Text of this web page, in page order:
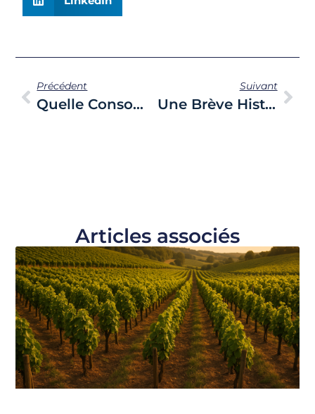
Précédent
Quelle Consommation De Vin Aujourd’hui En France ?
Suivant
Une Brève Histoire Du Vin En Anjou, Deuxième Partie.
Articles associés